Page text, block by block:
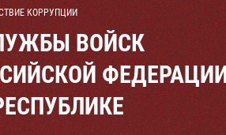
КОРРУПЦИИ
ВОЙСК